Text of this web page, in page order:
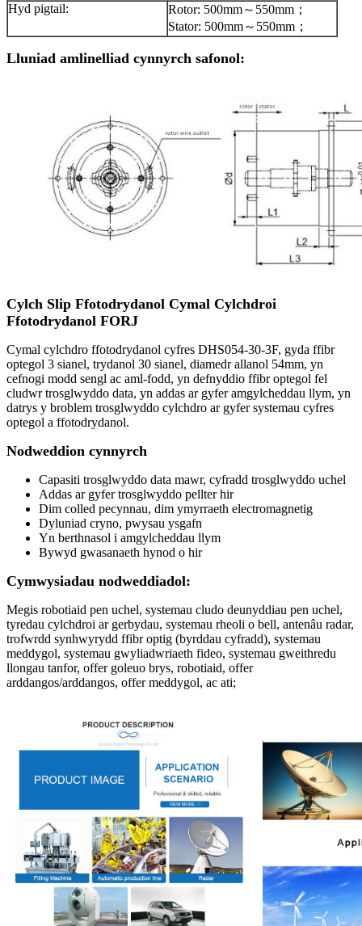
Hyd pigtail:
Rotor: 500mm～550mm；
Stator: 500mm～550mm；
Lluniad amlinelliad cynnyrch safonol:
Cylch Slip Ffotodrydanol Cymal Cylchdroi
Ffotodrydanol FORJ
Cymal cylchdro ffotodrydanol cyfres DHS054-30-3F, gyda ffibr
optegol 3 sianel, trydanol 30 sianel, diamedr allanol 54mm, yn
cefnogi modd sengl ac aml-fodd, yn defnyddio ffibr optegol fel
cludwr trosglwyddo data, yn addas ar gyfer amgylcheddau llym, yn
datrys y broblem trosglwyddo cylchdro ar gyfer systemau cyfres
optegol a ffotodrydanol.
Nodweddion cynnyrch
Capasiti trosglwyddo data mawr, cyfradd trosglwyddo uchel
Addas ar gyfer trosglwyddo pellter hir
Dim colled pecynnau, dim ymyrraeth electromagnetig
Dyluniad cryno, pwysau ysgafn
Yn berthnasol i amgylcheddau llym
Bywyd gwasanaeth hynod o hir
Cymwysiadau nodweddiadol:
Megis robotiaid pen uchel, systemau cludo deunyddiau pen uchel,
tyredau cylchdroi ar gerbydau, systemau rheoli o bell, antenâu radar,
trofwrdd synhwyrydd ffibr optig (byrddau cyfradd), systemau
meddygol, systemau gwyliadwriaeth fideo, systemau gweithredu
llongau tanfor, offer goleuo brys, robotiaid, offer
arddangos/arddangos, offer meddygol, ac ati;